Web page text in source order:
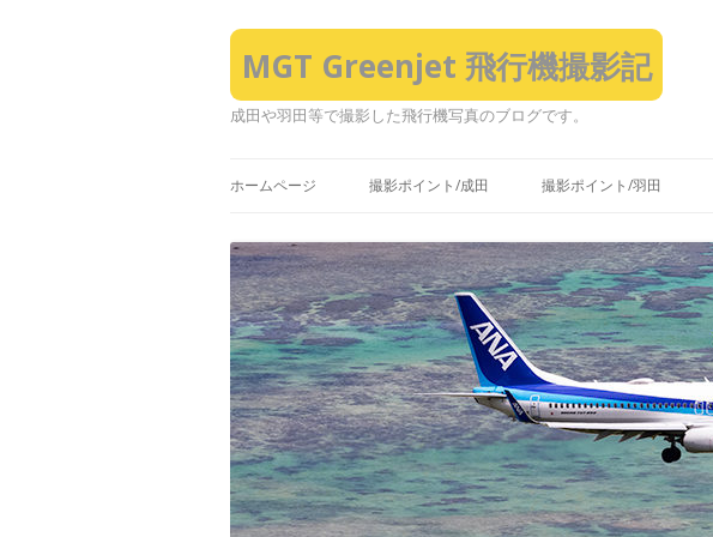
MGT Greenjet 飛行機撮影記
成田や羽田等で撮影した飛行機写真のブログです。
ホームページ 撮影ポイント/成田 撮影ポイント/羽田